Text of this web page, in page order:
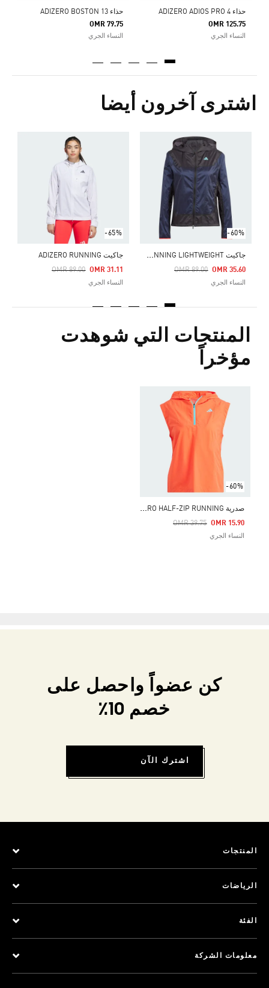
حذاء ADIZERO ADIOS PRO 4
OMR 125.75
النساء الجري
حذاء ADIZERO BOSTON 13
OMR 79.75
النساء الجري
اشترى آخرون أيضا
-60%
ج
اكيت ADIZERO RUNNING LIGHTWEIGHT
Price Reduced From
OMR 89.00
To OMR 35.60
النساء الجري
-65%
جاكيت ADIZERO RUNNING
Price Reduced From
OMR 89.00
To OMR 31.11
النساء الجري
Price Reduced From
المنتجات التي شوهدت
مؤخراً
-60%
ص
درية ADIZERO HALF-ZIP RUNNING
Price Reduced From
OMR 39.75
To OMR 15.90
النساء الجري
كن عضواً واحصل على
خصم 10٪
اشترك الآن
المنتجات
الرياضات
الفئة
معلومات الشركة